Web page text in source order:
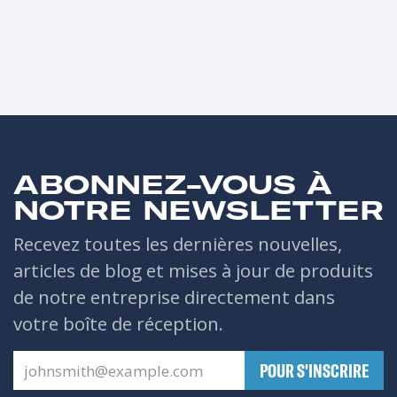
ABONNEZ-VOUS À
NOTRE NEWSLETTER
Recevez toutes les dernières nouvelles,
articles de blog et mises à jour de produits
de notre entreprise directement dans
votre boîte de réception.
​POUR S'INSCRIRE